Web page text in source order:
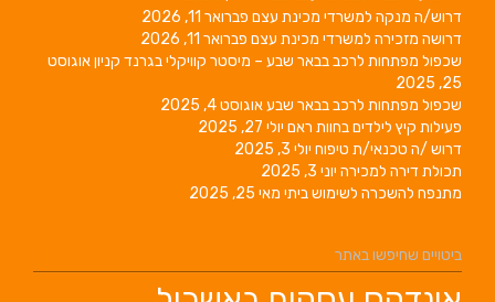
דרוש/ה מנקה למשרדי מכינת עצם פברואר 11, 2026
דרושה מזכירה למשרדי מכינת עצם פברואר 11, 2026
שכפול מפתחות לרכב בבאר שבע – מיסטר קוויקלי בגרנד קניוןאוגוסט
25, 2025
שכפול מפתחות לרכב בבאר שבעאוגוסט 4, 2025
פעילות קיץ לילדים בחוות ראם יולי 27, 2025
דרוש /ה טכנאי/ת טיפוח יולי 3, 2025
תכולת דירה למכירה יוני 3, 2025
מתנפח להשכרה לשימוש ביתי מאי 25, 2025
ביטויים שחיפשו באתר